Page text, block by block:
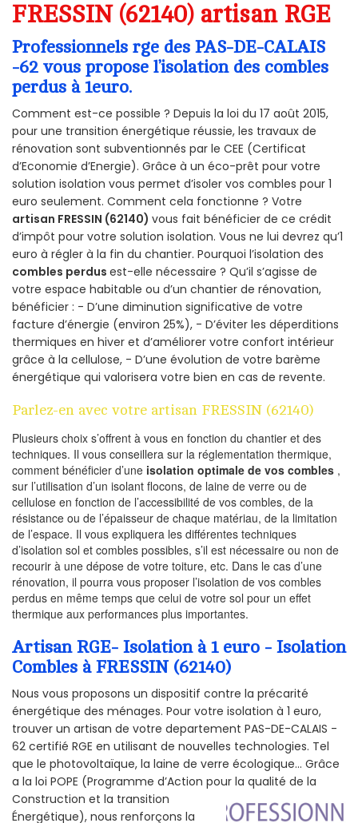
FRESSIN (62140) artisan RGE
Professionnels rge des PAS-DE-CALAIS
-62 vous propose l’isolation des combles
perdus à 1euro.
Comment est-ce possible ? Depuis la loi du 17 août 2015,
pour une transition énergétique réussie, les travaux de
rénovation sont subventionnés par le CEE (Certificat
d’Economie d’Energie). Grâce à un éco-prêt pour votre
solution isolation vous permet d’isoler vos combles pour 1
euro seulement. Comment cela fonctionne ? Votre
artisan FRESSIN (62140) vous fait bénéficier de ce crédit
d’impôt pour votre solution isolation. Vous ne lui devrez qu’1
euro à régler à la fin du chantier. Pourquoi l’isolation des
combles perdus est-elle nécessaire ? Qu’il s’agisse de
votre espace habitable ou d’un chantier de rénovation,
bénéficier : - D’une diminution significative de votre
facture d’énergie (environ 25%), - D’éviter les déperditions
thermiques en hiver et d’améliorer votre confort intérieur
grâce à la cellulose, - D’une évolution de votre barème
énergétique qui valorisera votre bien en cas de revente.
Parlez-en avec votre artisan FRESSIN (62140)
Plusieurs choix s’offrent à vous en fonction du chantier et des
techniques. Il vous conseillera sur la réglementation thermique,
comment bénéficier d’une isolation optimale de vos combles ,
sur l’utilisation d’un isolant flocons, de laine de verre ou de
cellulose en fonction de l’accessibilité de vos combles, de la
résistance ou de l’épaisseur de chaque matériau, de la limitation
de l’espace. Il vous expliquera les différentes techniques
d’isolation sol et combles possibles, s’il est nécessaire ou non de
recourir à une dépose de votre toiture, etc. Dans le cas d’une
rénovation, il pourra vous proposer l’isolation de vos combles
perdus en même temps que celui de votre sol pour un effet
thermique aux performances plus importantes.
Artisan RGE- Isolation à 1 euro - Isolation
Combles à FRESSIN (62140)
Nous vous proposons un dispositif contre la précarité
énergétique des ménages. Pour votre isolation à 1 euro,
trouver un artisan de votre departement PAS-DE-CALAIS -
62 certifié RGE en utilisant de nouvelles technologies. Tel
que le photovoltaïque, la laine de verre écologique... Grâce
a la loi POPE (Programme d’Action pour la qualité de la
Construction et la transition
Énergétique), nous renforçons la